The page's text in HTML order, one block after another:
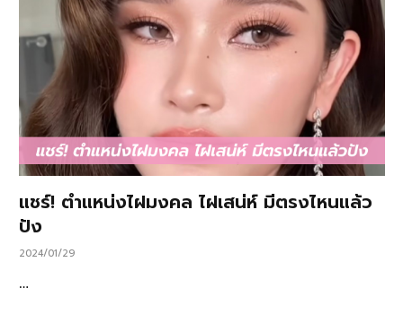
แชร์! ตำแหน่งไฝมงคล ไฝเสน่ห์ มีตรงไหนแล้ว
ปัง
2024/01/29
…